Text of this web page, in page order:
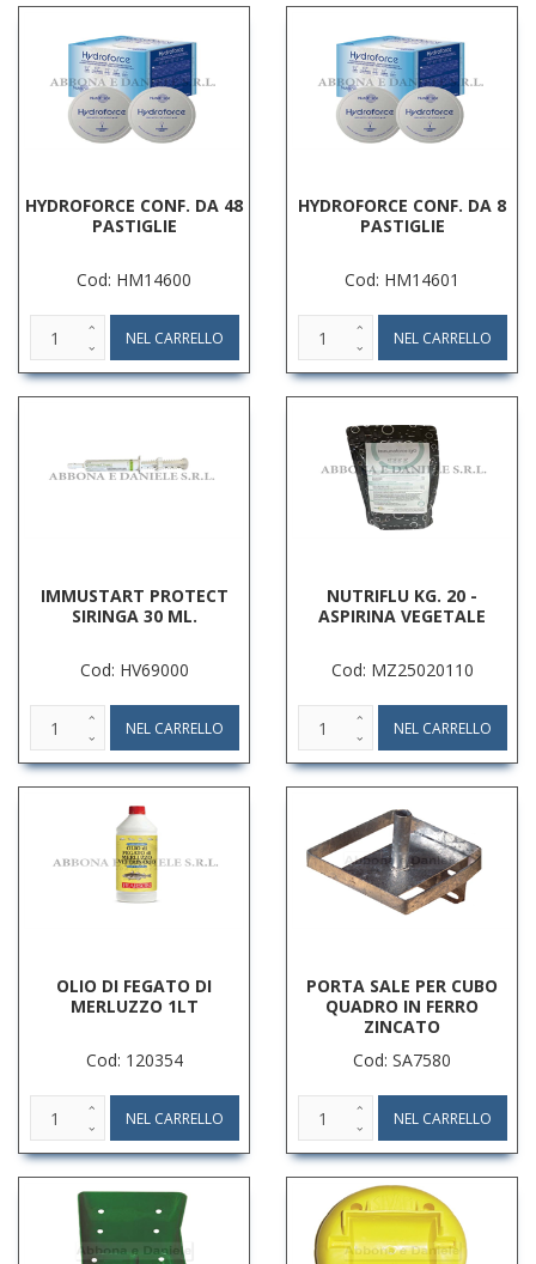
HYDROFORCE CONF. DA 48
PASTIGLIE
Cod: HM14600
HYDROFORCE CONF. DA 8
PASTIGLIE
Cod: HM14601
IMMUSTART PROTECT
SIRINGA 30 ML.
Cod: HV69000
NUTRIFLU KG. 20 -
ASPIRINA VEGETALE
Cod: MZ25020110
OLIO DI FEGATO DI
MERLUZZO 1LT
Cod: 120354
PORTA SALE PER CUBO
QUADRO IN FERRO
ZINCATO
Cod: SA7580